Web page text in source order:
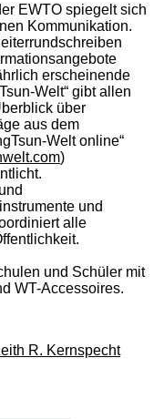
EWTO spiegelt sich
Kommunikation.
erscheinende
Welt“ gibt allen
über
aus dem
Welt online“
)
und
alle
und Schüler mit
WT-Accessoires.
R. Kernspecht